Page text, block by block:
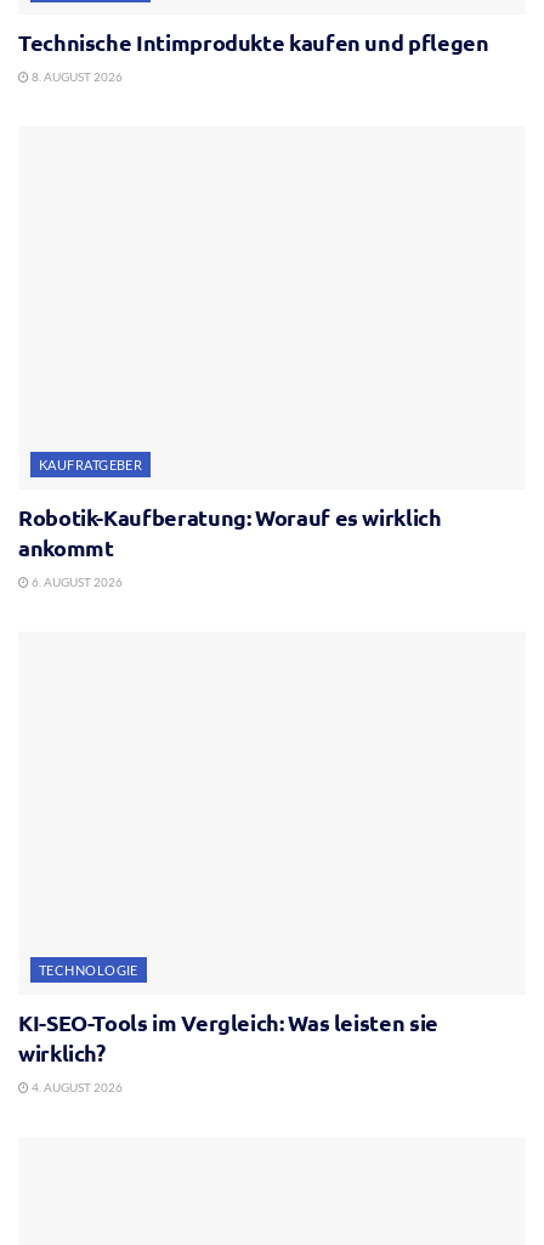
Technische Intimprodukte kaufen und pflegen
8. AUGUST 2026
KAUFRATGEBER
Robotik-Kaufberatung: Worauf es wirklich
ankommt
6. AUGUST 2026
TECHNOLOGIE
KI-SEO-Tools im Vergleich: Was leisten sie
wirklich?
4. AUGUST 2026